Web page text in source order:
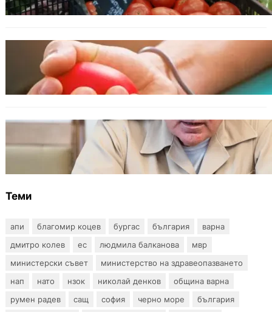
ОБЩЕСТВО
Варна има спешна нужда от кръводарители
с кръвна група 0+
БЪЛГАРИЯ
Ефтимов: Няма преднамерени действия
срещу България, дронът край Кардам е бил
примамка
Теми
апи благомир коцев бургас българия
варна
дмитро колев
ес людмила балканова
мвр
министерски съвет
министерство на здравеопазването
нап
нато нзок николай денков
община варна
румен радев
сащ софия черно море
българия